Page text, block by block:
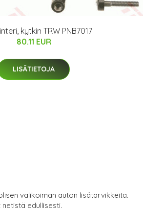
kytkin TRW PNB7017
80.11 EUR
LISÄTIETOJA
valikoiman auton lisätarvikkeita.
edullisesti.